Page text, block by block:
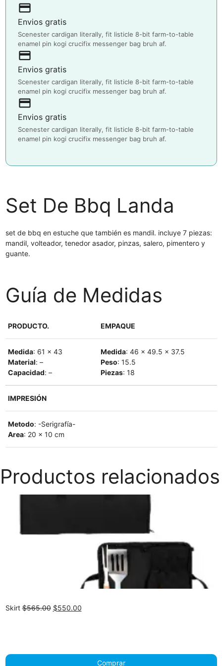
payment
Envios gratis
Scenester cardigan literally, fit listicle 8-bit farm-to-table
enamel pin kogi crucifix messenger bag bruh af.
payment
Envios gratis
Scenester cardigan literally, fit listicle 8-bit farm-to-table
enamel pin kogi crucifix messenger bag bruh af.
payment
Envios gratis
Scenester cardigan literally, fit listicle 8-bit farm-to-table
enamel pin kogi crucifix messenger bag bruh af.
Set De Bbq Landa
set de bbq en estuche que también es mandil. incluye 7 piezas:
mandil, volteador, tenedor asador, pinzas, salero, pimentero y
guante.
Guía de Medidas
PRODUCTO. EMPAQUE
Medida: 61 x 43
Material: –
Capacidad: –
Medida: 46 x 49.5 x 37.5
Peso: 15.5
Piezas: 18
IMPRESIÓN
Metodo: -Serigrafía-
Area: 20 x 10 cm
Productos relacionados
Skirt$565.00 Original
$550.00Current
Comprar